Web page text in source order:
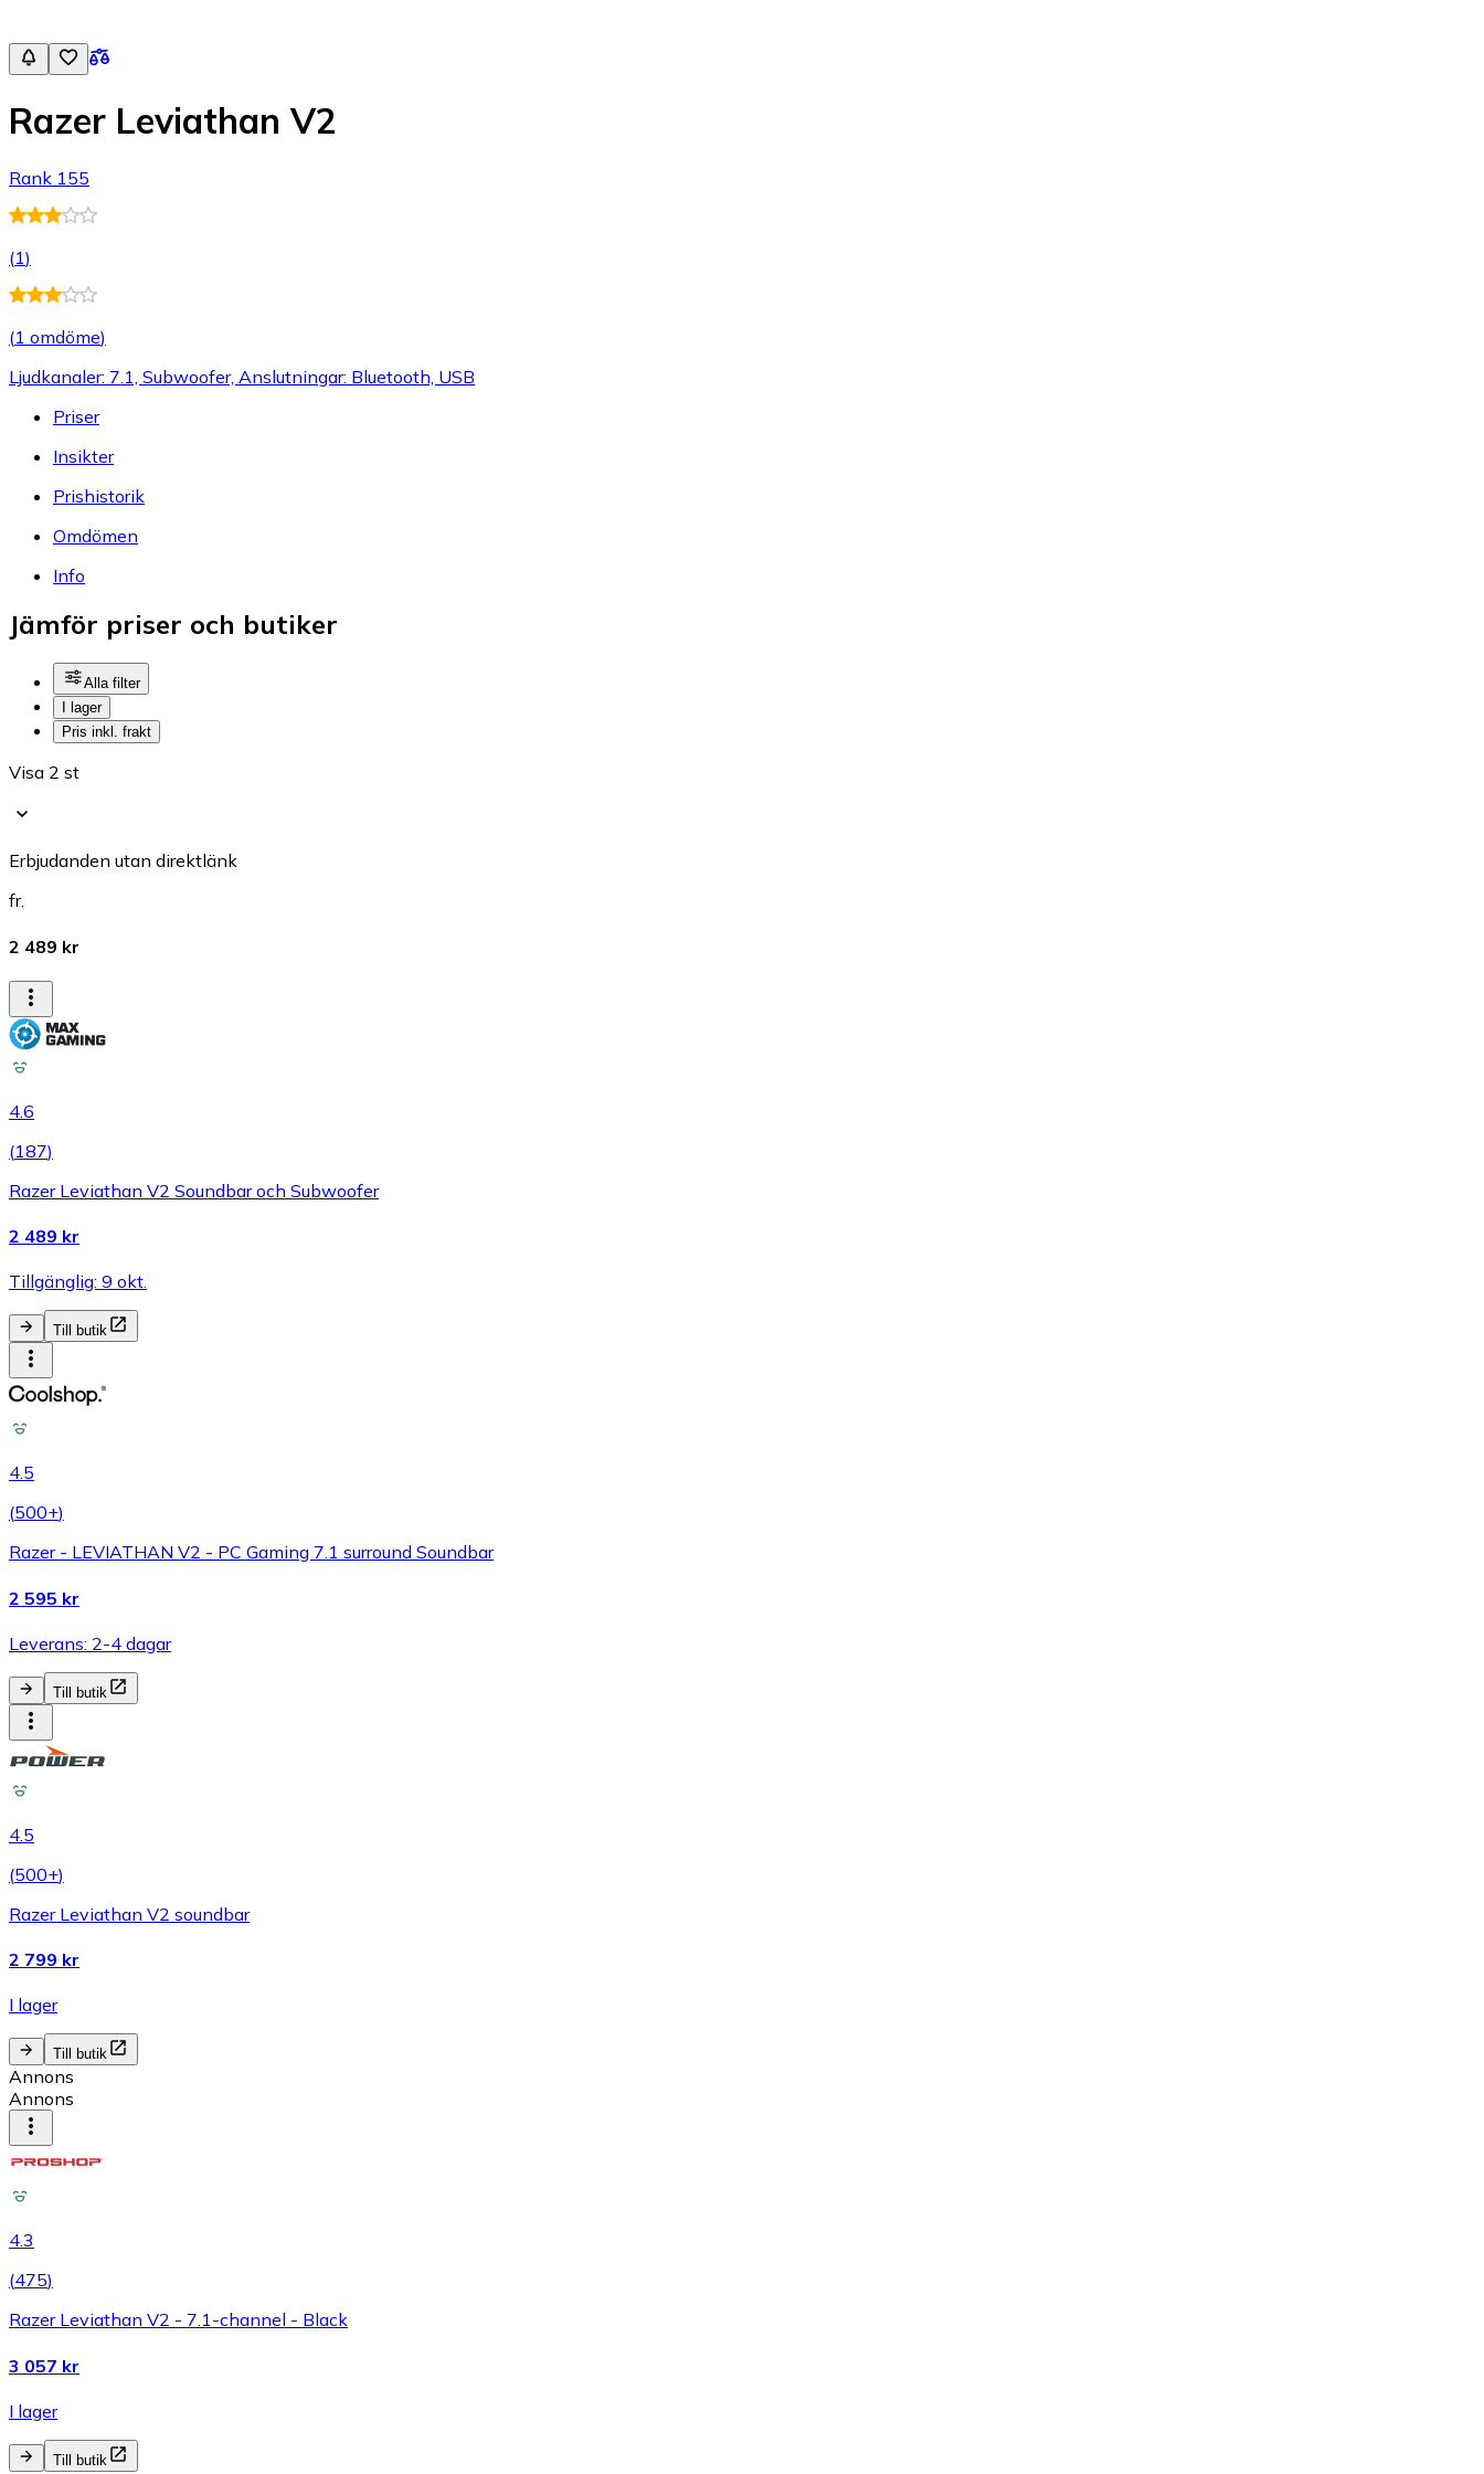
Razer Leviathan V2
Rank 155
(1)
(1 omdöme)
Ljudkanaler: 7.1, Subwoofer, Anslutningar: Bluetooth, USB
Priser
Insikter
Prishistorik
Omdömen
Info
Jämför priser och butiker
Alla filter
I lager
Pris inkl. frakt
Visa 2 st
Erbjudanden utan direktlänk
fr.
2 489 kr
4.6
(187)
Razer Leviathan V2 Soundbar och Subwoofer
2 489 kr
Tillgänglig: 9 okt.
Till butik
4.5
(500+)
Razer - LEVIATHAN V2 - PC Gaming 7.1 surround Soundbar
2 595 kr
Leverans: 2-4 dagar
Till butik
4.5
(500+)
Razer Leviathan V2 soundbar
2 799 kr
I lager
Till butik
Annons
Annons
4.3
(475)
Razer Leviathan V2 - 7.1-channel - Black
3 057 kr
I lager
Till butik